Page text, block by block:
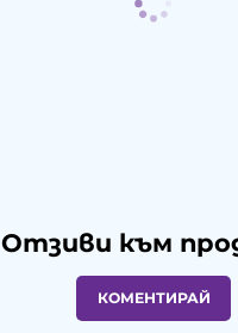
Отзиви към
КОМЕНТИРАЙ